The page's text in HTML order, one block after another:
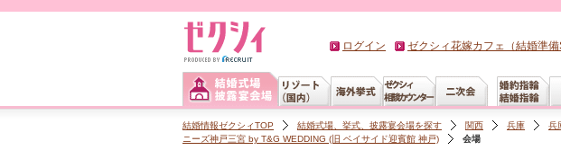
ログイン ゼクシィ花嫁カフェ（結婚準備
結婚情報ゼクシィTOP 結婚式場、挙式、披露宴会場を探す 関西 兵庫 兵
ニーズ神戸三宮 by T&G WEDDING (旧 ベイサイド迎賓館 神戸)
会場